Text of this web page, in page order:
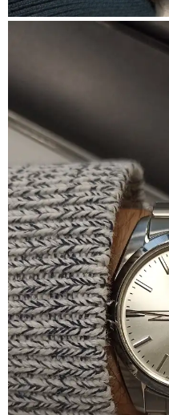
clasificicion.
Ver el archivos adjunto 2972236
Ver el archivos adjunto 2972238
Y aqui el resumen fino por
Ver el archivos adjunto 2972239
Esto ha sido todo el 2024,